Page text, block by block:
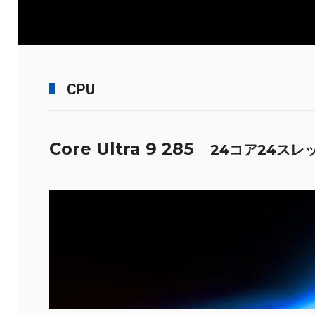
CPU
Core Ultra 9 285 24コア24スレ